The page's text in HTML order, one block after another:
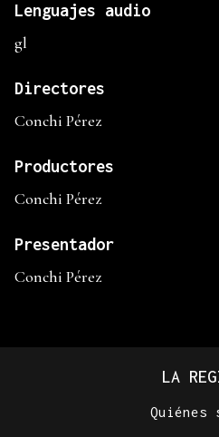
Lenguajes audio
gl
Directores
Conchi Pérez
Productores
Conchi Pérez
Presentador
Conchi Pérez
LA
Quiénes